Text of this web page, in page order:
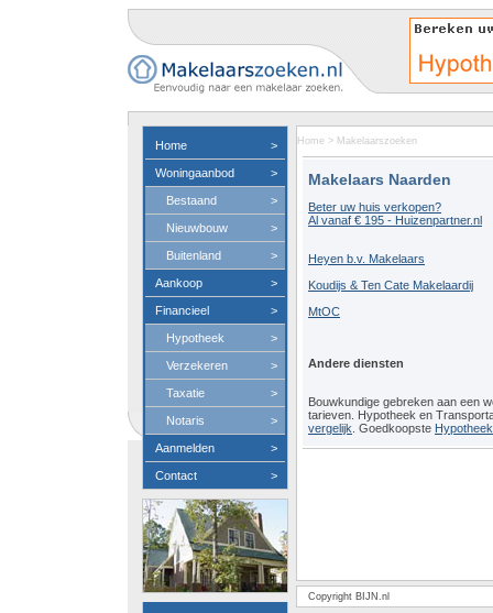
Home >
Woningaanbod >
Bestaand >
Nieuwbouw >
Buitenland >
Aankoop >
Financieel >
Hypotheek >
Verzekeren >
Taxatie >
Notaris >
Aanmelden >
Contact >
Home > Makelaarszoeken
Makelaars Naarden
Beter uw huis verkopen?
Al vanaf € 195 - Huizenpartner.nl
Heyen b.v. Makelaars
Koudijs & Ten Cate Makelaardij
MtOC
Andere diensten
Bouwkundige gebreken aan een
tarieven. Hypotheek en
vergelijk . Goedkoopste
Copyright BIJN.nl